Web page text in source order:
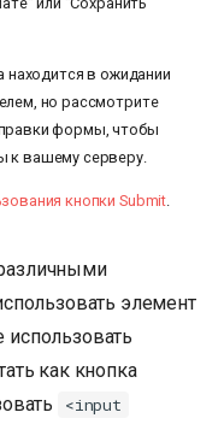
находится в ожидании
но рассмотрите
формы, чтобы
к вашему серверу.
кнопки Submit
элемент
как кнопка
<input